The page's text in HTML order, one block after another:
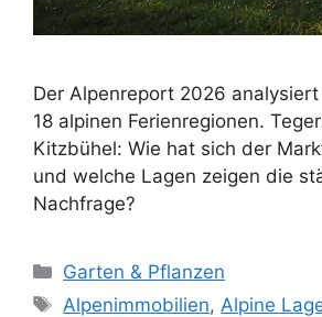
Der Alpenreport 2026
18 alpinen Ferienregionen.
Kitzbühel: Wie hat sich der
und welche Lagen zeigen die
Nachfrage?
Kategorien
Garten & Pflanzen
Schlagwörter
Alpenimmobilien, Alpine